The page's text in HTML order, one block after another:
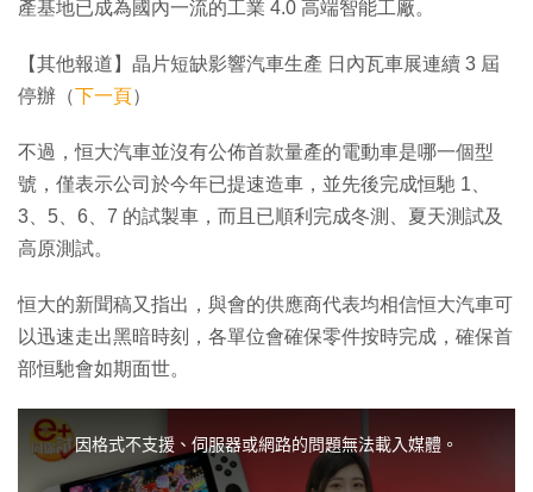
產基地已成為國內一流的工業 4.0 高端智能工廠。
【其他報道】晶片短缺影響汽車生產 日內瓦車展連續 3 屆
停辦（下一頁）
不過，恒大汽車並沒有公佈首款量產的電動車是哪一個型
號，僅表示公司於今年已提速造車，並先後完成恒馳 1、
3、5、6、7 的試製車，而且已順利完成冬測、夏天測試及
高原測試。
恒大的新聞稿又指出，與會的供應商代表均相信恒大汽車可
以迅速走出黑暗時刻，各單位會確保零件按時完成，確保首
部恒馳會如期面世。
因格式不支援、伺服器或網路的問題無法載入媒體。